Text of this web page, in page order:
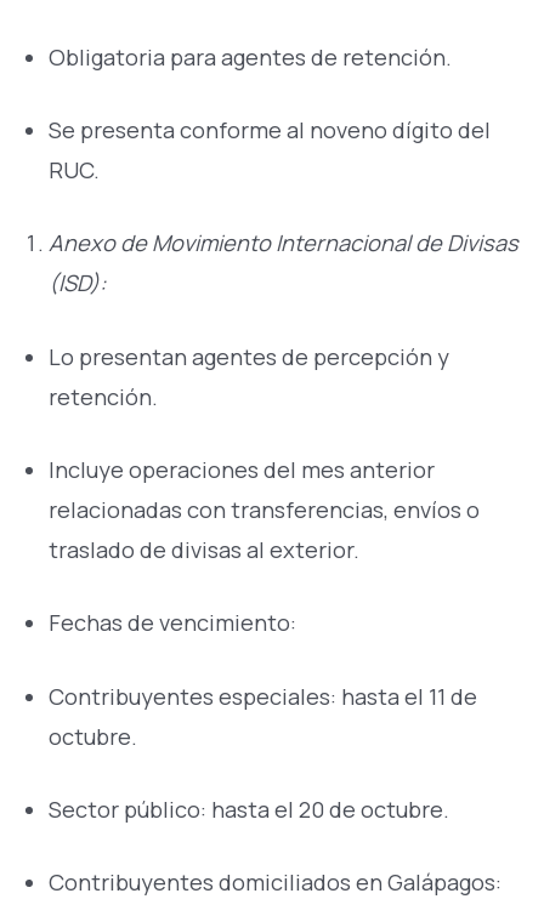
Obligatoria para agentes de retención.
Se presenta conforme al noveno dígito del
RUC.
Anexo de Movimiento Internacional de Divisas
(ISD):
Lo presentan agentes de percepción y
retención.
Incluye operaciones del mes anterior
relacionadas con transferencias, envíos o
traslado de divisas al exterior.
Fechas de vencimiento:
Contribuyentes especiales: hasta el 11 de
octubre.
Sector público: hasta el 20 de octubre.
Contribuyentes domiciliados en Galápagos: